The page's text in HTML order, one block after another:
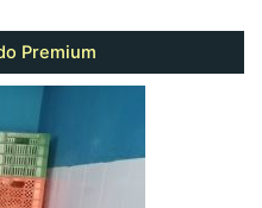
Premium